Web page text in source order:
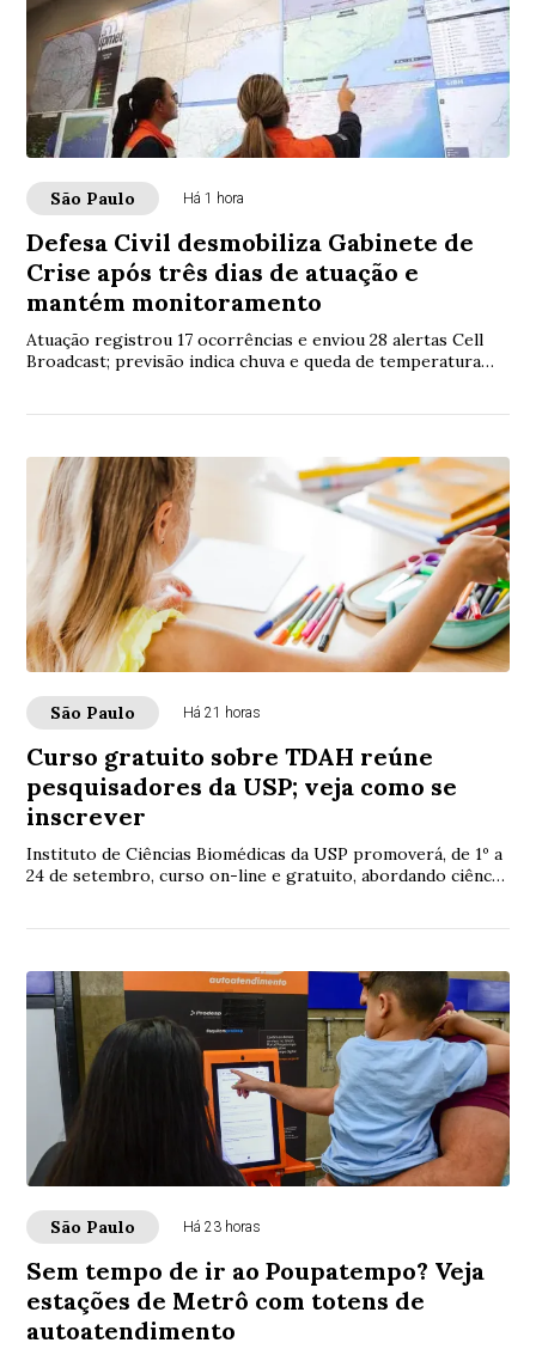
São Paulo Há 1 hora
Defesa Civil desmobiliza Gabinete de
Crise após três dias de atuação e
mantém monitoramento
Atuação registrou 17 ocorrências e enviou 28 alertas Cell
Broadcast; previsão indica chuva e queda de temperatura
São Paulo Há 21 horas
Curso gratuito sobre TDAH reúne
pesquisadores da USP; veja como se
inscrever
Instituto de Ciências Biomédicas da USP promoverá, de 1º a
24 de setembro, curso on-line e gratuito, abordando ciência,
São Paulo Há 23 horas
Sem tempo de ir ao Poupatempo? Veja
estações de Metrô com totens de
autoatendimento